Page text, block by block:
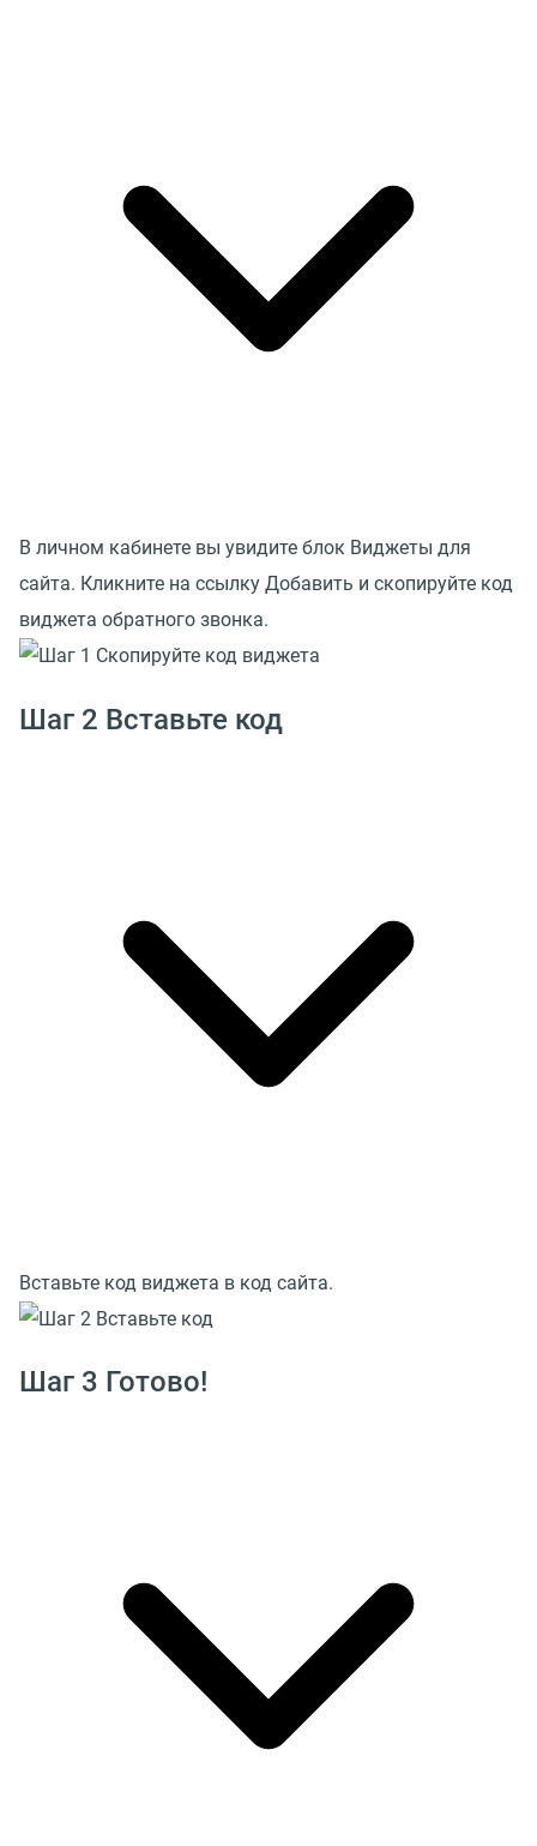
В личном кабинете вы увидите блок Виджеты для
сайта. Кликните на ссылку Добавить и скопируйте код
виджета обратного звонка.
Шаг 2 Вставьте код
Вставьте код виджета в код сайта.
Шаг 3 Готово!